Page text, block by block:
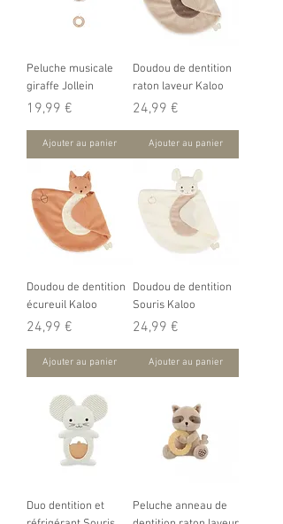
Peluche musicale
giraffe Jollein
Prix
19,99 €
Ajouter au panier
Doudou de dentition
raton laveur Kaloo
Prix
24,99 €
Ajouter au panier
Doudou de dentition
écureuil Kaloo
Prix
24,99 €
Ajouter au panier
Doudou de dentition
Souris Kaloo
Prix
24,99 €
Ajouter au panier
Duo dentition et
Peluche anneau de